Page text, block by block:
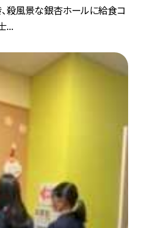
殺風景な銀杏ホールに給食コ
...